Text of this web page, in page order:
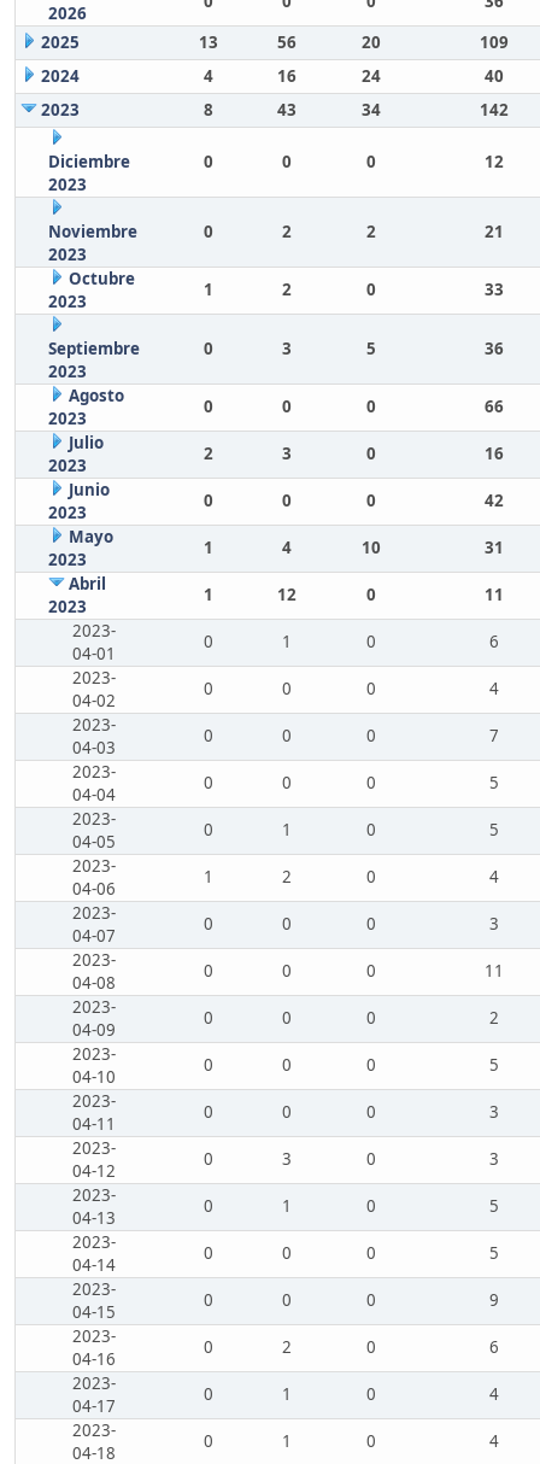
2026
2025
13 56 20
109
2024
4 16 24
40
2023
8 43 34 142
Diciembre
2023
0 0 0 12
Noviembre
2023
0 2 2 21
Octubre
2023
1 2 0 33
Septiembre
2023
0 3 5 36
Agosto
2023
0 0 0
66
Julio
2023
2 3 0
16
Junio
2023
0 0 0
42
Mayo
2023
1 4 10
31
Abril
2023
1 12 0
11
2023-
04-01
0 1 0
6
2023-
04-02
0 0 0
4
2023-
04-03
0 0 0
7
2023-
04-04
0 0 0
5
2023-
04-05
0 1 0
5
2023-
04-06
1 2 0
4
2023-
04-07
0 0 0
3
2023-
04-08
0 0 0
11
2023-
04-09
0 0 0
2
2023-
04-10
0 0 0
5
2023-
04-11
0 0 0
3
2023-
04-12
0 3 0
3
2023-
04-13
0 1 0
5
2023-
04-14
0 0 0
5
2023-
04-15
0 0 0
9
2023-
04-16
0 2 0
6
2023-
04-17
0 1 0
4
2023-
04-18
0 1 0
4